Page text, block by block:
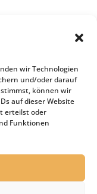
wir Technologien
und/oder darauf
können wir
auf dieser Website
erteilst oder
Funktionen